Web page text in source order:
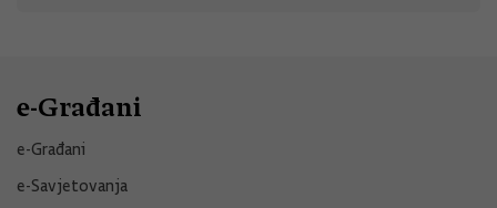
e-Građani
e-Građani
e-Savjetovanja